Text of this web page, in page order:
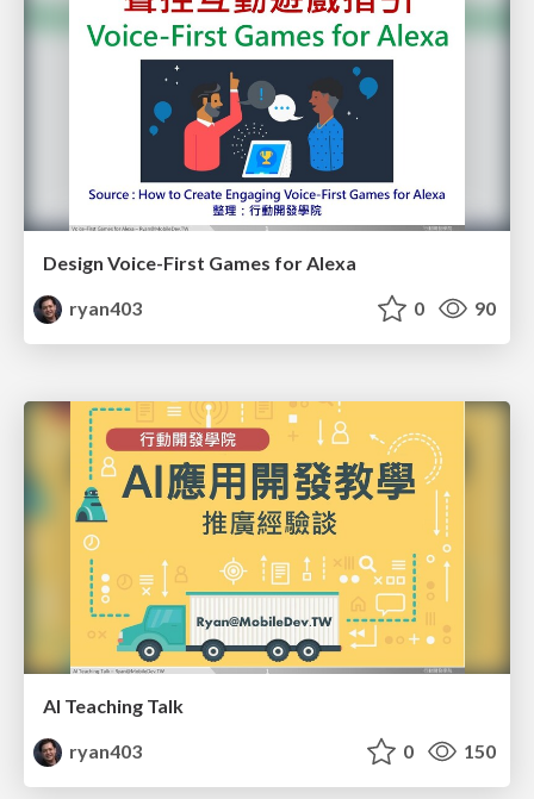
Design Voice-First Games for Alexa
ryan403
0 90
AI Teaching Talk
ryan403
0 150